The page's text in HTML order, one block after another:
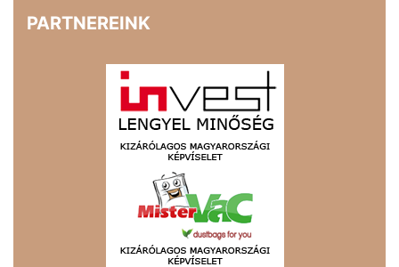
PARTNEREINK